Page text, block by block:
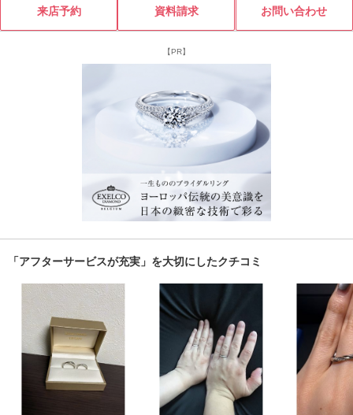
来店予約 資料請求 お問い合わせ
【PR】
「アフターサービスが充実」を大切にしたクチコミ